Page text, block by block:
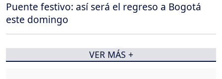
Puente festivo: así será el regreso a Bogotá
este domingo
VER MÁS +